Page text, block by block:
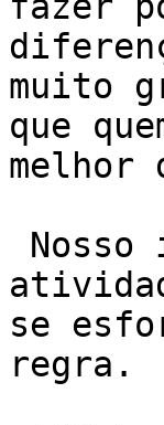
muito
que
melhor
se
regra.